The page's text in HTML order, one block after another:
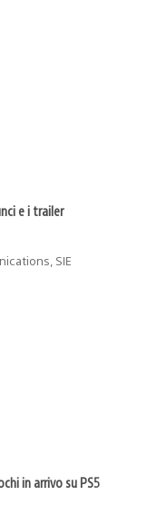
e i trailer
SIE
in arrivo su PS5